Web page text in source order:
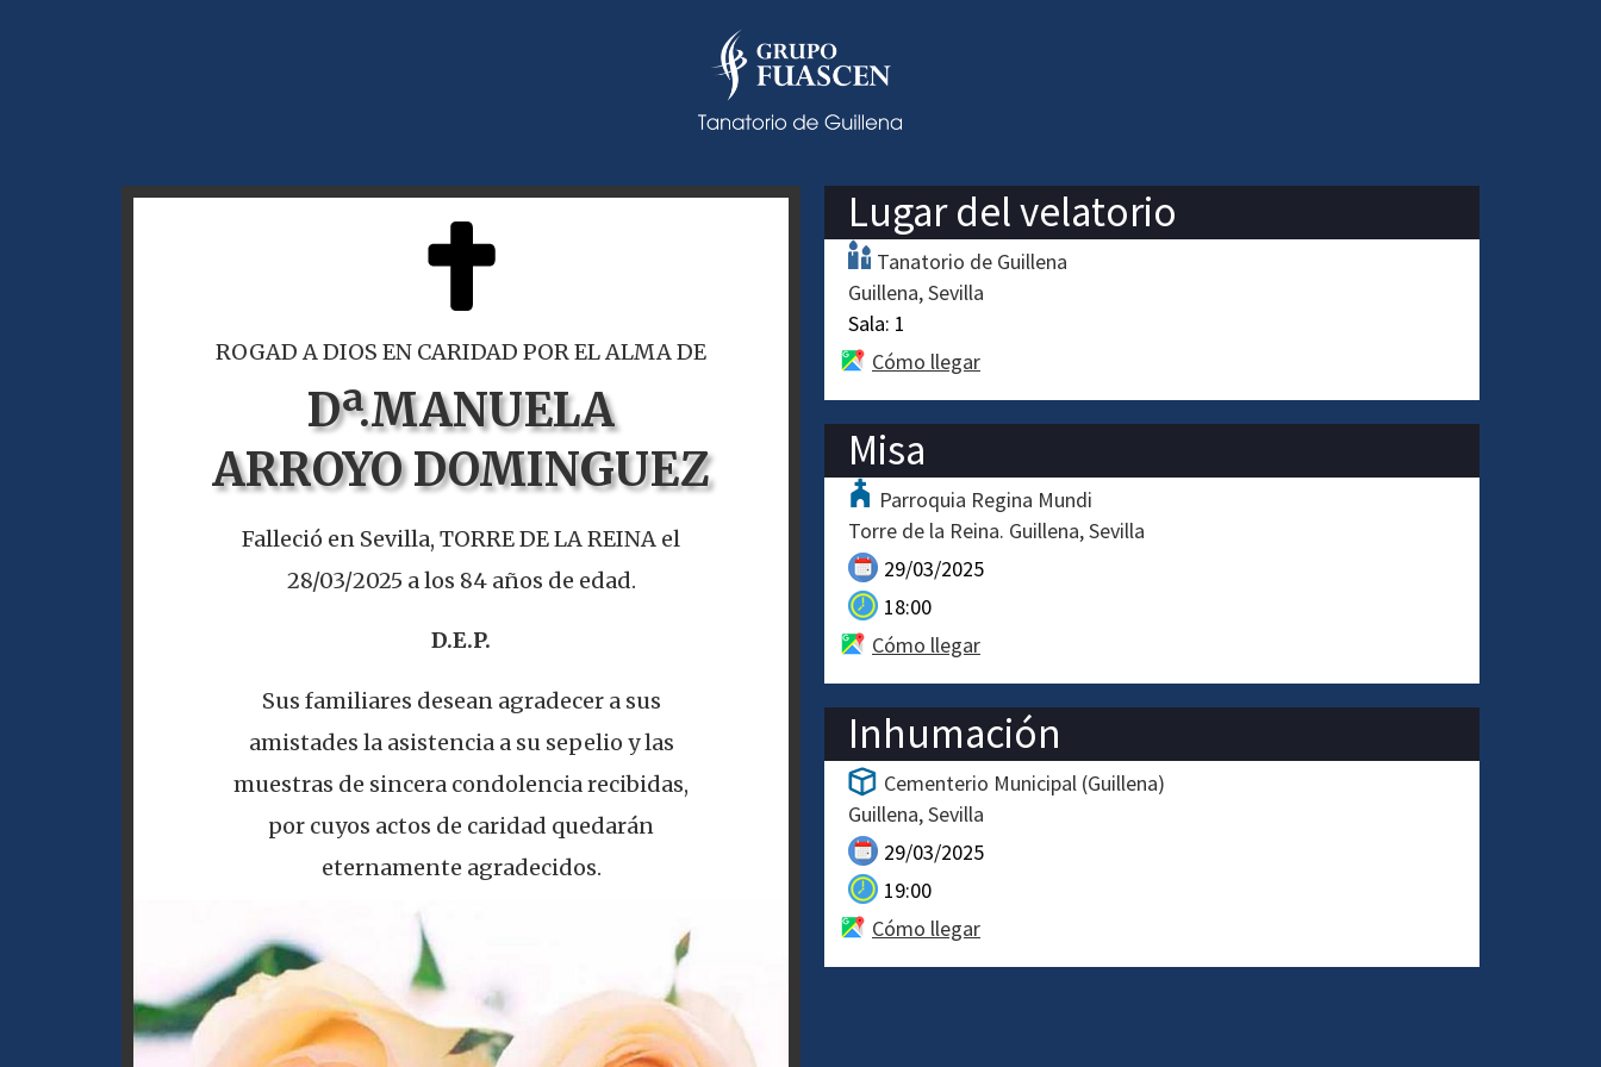
ROGAD A DIOS EN CARIDAD POR EL ALMA DE
Dª.MANUELA
ARROYO DOMINGUEZ
Falleció en Sevilla, TORRE DE LA REINA el
28/03/2025 a los 84 años de edad.
D.E.P.
Sus familiares desean agradecer a sus
amistades la asistencia a su sepelio y las
muestras de sincera condolencia recibidas,
por cuyos actos de caridad quedarán
eternamente agradecidos.
Lugar del velatorio
Tanatorio de Guillena
Guillena Sevilla
Sala: 1
Cómo llegar
Misa
Parroquia Regina Mundi
Torre de la Reina. Guillena Sevilla
29/03/2025
18:00
Cómo llegar
Inhumación
Cementerio Municipal (Guillena)
Guillena Sevilla
29/03/2025
19:00
Cómo llegar